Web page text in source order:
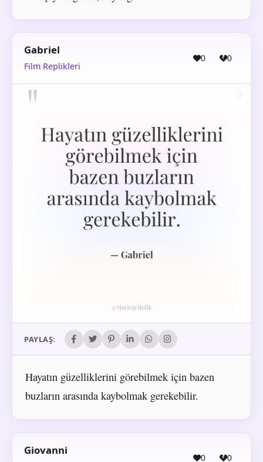
Gabriel
Film Replikleri
0 0
PAYLAŞ:
Hayatın güzelliklerini görebilmek için bazen
buzların arasında kaybolmak gerekebilir.
Giovanni
0 0